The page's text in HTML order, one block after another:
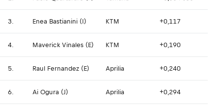
3. Enea Bastianini (I) KTM +0,117
4. Maverick Vinales (E) KTM +0,190
5. Raul Fernandez (E) Aprilia +0,240
6. Ai Ogura (J) Aprilia +0,294